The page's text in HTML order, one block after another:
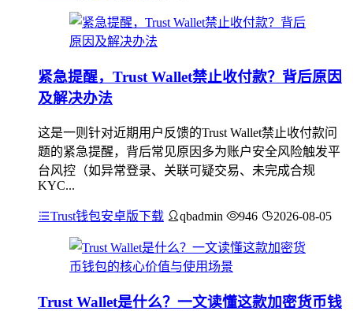
紧急提醒，Trust Wallet禁止收付款？背后原因
及解决办法
这是一则针对近期用户反馈的Trust Wallet禁止收付款问
题的紧急提醒，背后常见原因多为账户安全风险触发平
台风控（如异常登录、关联可疑交易、未完成合规
KYC...
Trust钱包安卓版下载 qbadmin 946 2026-08-05
Trust Wallet是什么？一文读懂这款加密货币钱